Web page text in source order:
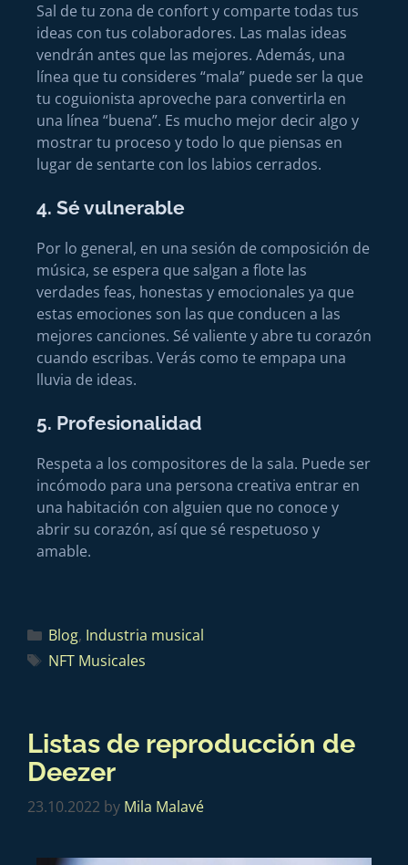
Sal de tu zona de confort y comparte todas tus
ideas con tus colaboradores. Las malas ideas
vendrán antes que las mejores. Además, una
línea que tu consideres “mala” puede ser la que
tu coguionista aproveche para convertirla en
una línea “buena”. Es mucho mejor decir algo y
mostrar tu proceso y todo lo que piensas en
lugar de sentarte con los labios cerrados.
4. Sé vulnerable
Por lo general, en una sesión de composición de
música, se espera que salgan a flote las
verdades feas, honestas y emocionales ya que
estas emociones son las que conducen a las
mejores canciones. Sé valiente y abre tu corazón
cuando escribas. Verás como te empapa una
lluvia de ideas.
5. Profesionalidad
Respeta a los compositores de la sala. Puede ser
incómodo para una persona creativa entrar en
una habitación con alguien que no conoce y
abrir su corazón, así que sé respetuoso y
amable.
Blog, Industria musical
NFT Musicales
Listas de reproducción de
Deezer
23.10.2022 by Mila Malavé